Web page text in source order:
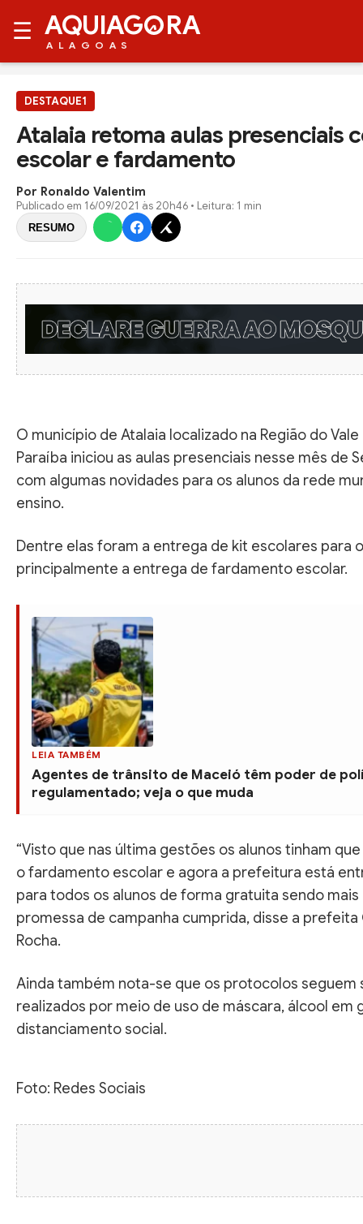
☰ AQUIAG RA
ALAGOAS
DESTAQUE1
Atalaia retoma aulas presenciais
escolar e fardamento
Por Ronaldo Valentim
Publicado em 16/09/2021 às 20h46 • Leitura: 1 min
RESUMO
O município de Atalaia localizado na Região do Vale
Paraíba iniciou as aulas presenciais nesse mês de
com algumas novidades para os alunos da rede
ensino.
Dentre elas foram a entrega de kit escolares para
principalmente a entrega de fardamento escolar.
LEIA TAMBÉM
Agentes de trânsito de Maceió têm poder de
regulamentado; veja o que muda
“Visto que nas última gestões os alunos tinham
o fardamento escolar e agora a prefeitura está
para todos os alunos de forma gratuita sendo mais
promessa de campanha cumprida, disse a prefeita
Rocha.
Ainda também nota-se que os protocolos seguem
realizados por meio de uso de máscara, álcool em
distanciamento social.
Foto: Redes Sociais